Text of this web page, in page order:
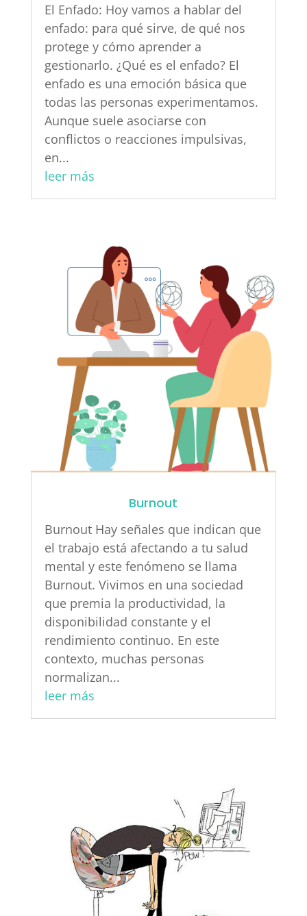
El Enfado: Hoy vamos a hablar del
enfado: para qué sirve, de qué nos
protege y cómo aprender a
gestionarlo. ¿Qué es el enfado? El
enfado es una emoción básica que
todas las personas experimentamos.
Aunque suele asociarse con
conflictos o reacciones impulsivas,
en...
leer más
Burnout
Burnout Hay señales que indican que
el trabajo está afectando a tu salud
mental y este fenómeno se llama
Burnout. Vivimos en una sociedad
que premia la productividad, la
disponibilidad constante y el
rendimiento continuo. En este
contexto, muchas personas
normalizan...
leer más